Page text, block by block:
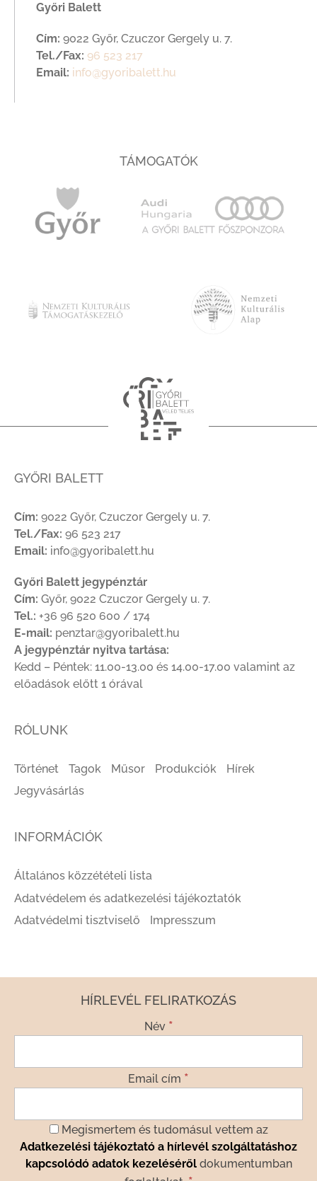
Győri Balett
Cím: 9022 Győr, Czuczor Gergely u. 7.
Tel./Fax: 96 523 217
Email: info@gyoribalett.hu
TÁMOGATÓK
GYŐRI BALETT
Cím: 9022 Győr, Czuczor Gergely u. 7.
Tel./Fax: 96 523 217
Email: info@gyoribalett.hu
Győri Balett jegypénztár
Cím: Győr, 9022 Czuczor Gergely u. 7.
Tel.: +36 96 520 600 / 174
E-mail: penztar@gyoribalett.hu
A jegypénztár nyitva tartása:
Kedd – Péntek: 11.00-13.00 és 14.00-17.00 valamint az
előadások előtt 1 órával
RÓLUNK
Történet Tagok Műsor Produkciók
Hírek
Jegyvásárlás
INFORMÁCIÓK
Általános közzétételi lista
Adatvédelem és adatkezelési tájékoztatók
Adatvédelmi tisztviselő
Impresszum
HÍRLEVÉL FELIRATKOZÁS
Név *
Email cím *
Megismertem és tudomásul vettem az
Adatkezelési tájékoztató a hírlevél szolgáltatáshoz
kapcsolódó adatok kezelésérőldokumentumban